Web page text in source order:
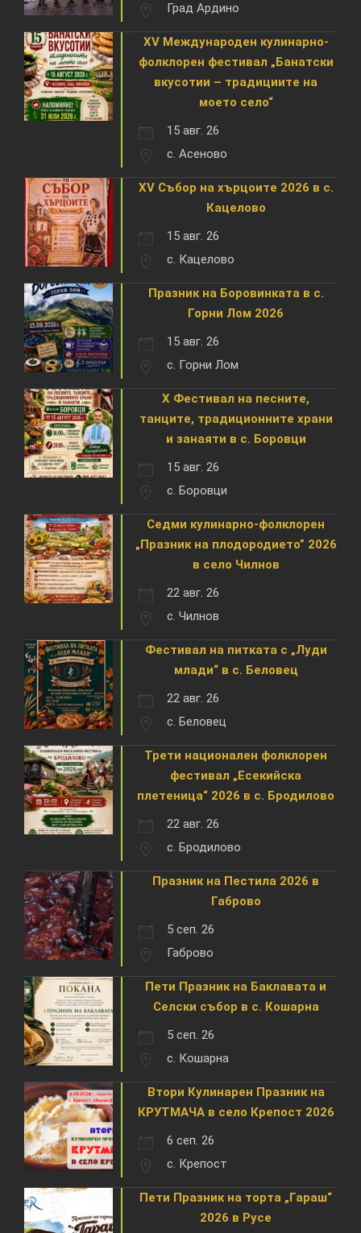
Град Ардино
XV Международен кулинарно-
фолклорен фестивал „Банатски
вкусотии – традициите на
моето село“
15 авг. 26
с. Асеново
XV Събор на хърцоите 2026 в с.
Кацелово
15 авг. 26
с. Кацелово
Празник на Боровинката в с.
Горни Лом 2026
15 авг. 26
с. Горни Лом
X Фестивал на песните,
танците, традиционните храни
и занаяти в с. Боровци
15 авг. 26
с. Боровци
Седми кулинарно-фолклорен
„Празник на плодородието” 2026
в село Чилнов
22 авг. 26
с. Чилнов
Фестивал на питката с „Луди
млади“ в с. Беловец
22 авг. 26
с. Беловец
Трети национален фолклорен
фестивал „Есекийска
плетеница“ 2026 в с. Бродилово
22 авг. 26
с. Бродилово
Празник на Пестила 2026 в
Габрово
5 сеп. 26
Габрово
Пети Празник на Баклавата и
Селски събор в с. Кошарна
5 сеп. 26
с. Кошарна
Втори Кулинарен Празник на
КРУТМАЧА в село Крепост 2026
6 сеп. 26
с. Крепост
Пети Празник на торта „Гараш“
2026 в Русе